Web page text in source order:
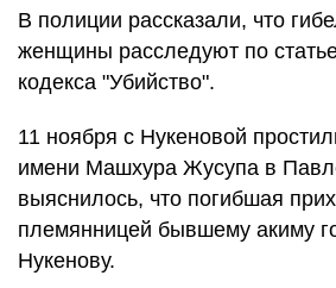
В полиции рассказали, что
женщины расследуют по
кодекса "Убийство".
11 ноября с Нукеновой
имени Машхура Жусупа в
выяснилось, что погибшая
племянницей бывшему акиму
Нукенову.